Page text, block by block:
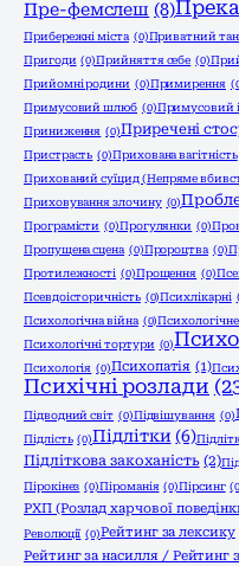
Пре-фемслеш (8)
Прибережні міста (0)Приватний
Пригоди (0)Прийняття себе (0)
Прийомні родини (0)Примирення
Примусовий шлюб (0)Примусовий
Приниження (0)Приречені
Пристрасть (0)Прихована вагітність
Прихований суїцид (Непряме
Приховування злочину (0)
Програмісти (0)Прогулянки (0)
Пропущена сцена (0)Пророцтва (0)
Протилежності (0)Прощення (0)
Псевдоісторичність (0)Психлікарні
Психологічна війна (0)
Психологічні тортури (0)
Психологія (0)Психопатія (1)
Психічні розлади
Підводний світ (0)Підвішування (0)
Підлість (0)Підлітки (6)
Підліткова закоханість (2)
Пірокінез (0)Піроманія (0)Пірсинг
РХП (Розлад харчової
Революції (0)Рейтинг за лексику
Рейтинг за насилля / Рейтинг